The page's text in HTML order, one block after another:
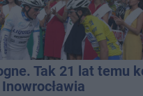
Tak 21 lat temu